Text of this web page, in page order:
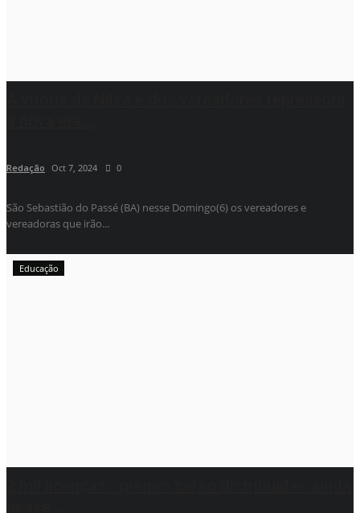
Redação Oct 7, 2024 0
São Sebastião do Passé (BA) nesse Domingo(6) os vereadores e
vereadoras que irão...
Educação